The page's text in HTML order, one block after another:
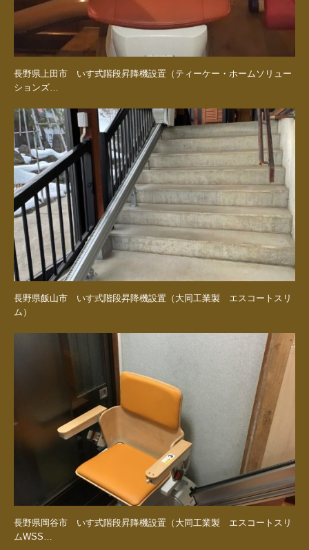
長野県上田市 いす式階段昇降機設置（ティーケー・ホームソリュー
ションズ…
長野県飯山市 いす式階段昇降機設置（大同工業製 エスコートスリ
ム）
長野県岡谷市 いす式階段昇降機設置（大同工業製 エスコートスリ
ムWSS…